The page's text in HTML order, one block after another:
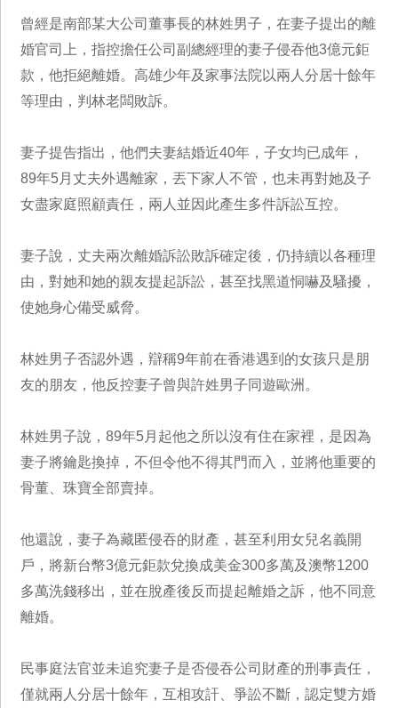
曾經是南部某大公司董事長的林姓男子，在妻子提出的離
婚官司上，指控擔任公司副總經理的妻子侵吞他3億元鉅
款，他拒絕離婚。高雄少年及家事法院以兩人分居十餘年
等理由，判林老闆敗訴。
妻子提告指出，他們夫妻結婚近40年，子女均已成年，
89年5月丈夫外遇離家，丟下家人不管，也未再對她及子
女盡家庭照顧責任，兩人並因此產生多件訴訟互控。
妻子說，丈夫兩次離婚訴訟敗訴確定後，仍持續以各種理
由，對她和她的親友提起訴訟，甚至找黑道恫嚇及騷擾，
使她身心備受威脅。
林姓男子否認外遇，辯稱9年前在香港遇到的女孩只是朋
友的朋友，他反控妻子曾與許姓男子同遊歐洲。
林姓男子說，89年5月起他之所以沒有住在家裡，是因為
妻子將鑰匙換掉，不但令他不得其門而入，並將他重要的
骨董、珠寶全部賣掉。
他還說，妻子為藏匿侵吞的財產，甚至利用女兒名義開
戶，將新台幣3億元鉅款兌換成美金300多萬及澳幣1200
多萬洗錢移出，並在脫產後反而提起離婚之訴，他不同意
離婚。
民事庭法官並未追究妻子是否侵吞公司財產的刑事責任，
僅就兩人分居十餘年，互相攻訐、爭訟不斷，認定雙方婚